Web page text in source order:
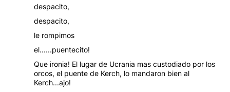
despacito,
despacito,
le rompimos
el......puentecito!
Que ironia! El lugar de Ucrania mas custodiado por los
orcos, el puente de Kerch, lo mandaron bien al
Kerch...ajo!